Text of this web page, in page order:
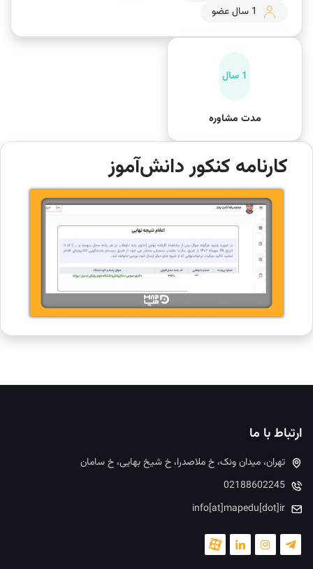
1 سال عضو
1 سال
مدت مشاوره
کارنامه کنکور دانش‌آموز
ارتباط با ما
تهران، میدان ونک، خ ملاصدرا، خ شیخ بهایی، خ سامان
02188602245
info[at]mapedu[dot]ir